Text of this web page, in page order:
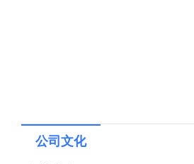
公司文化